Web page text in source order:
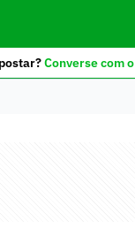
Converse com